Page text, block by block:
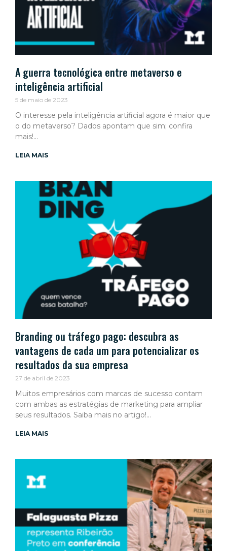
A guerra tecnológica entre metaverso e
inteligência artificial
5 de maio de 2023
O interesse pela inteligência artificial agora é maior que
o do metaverso? Dados apontam que sim; confira
mais!
LEIA MAIS
Branding ou tráfego pago: descubra as
vantagens de cada um para potencializar os
resultados da sua empresa
27 de abril de 2023
Muitos empresários com marcas de sucesso contam
com ambas as estratégias de marketing para ampliar
seus resultados. Saiba mais no artigo!
LEIA MAIS